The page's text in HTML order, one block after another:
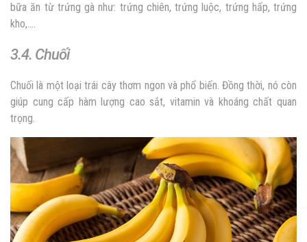
bữa ăn từ trứng gà như: trứng chiên, trứng luộc, trứng hấp, trứng
kho,….
3.4. Chuối
Chuối là một loại trái cây thơm ngon và phổ biến. Đồng thời, nó còn
giúp cung cấp hàm lượng cao sắt, vitamin và khoáng chất quan
trọng.